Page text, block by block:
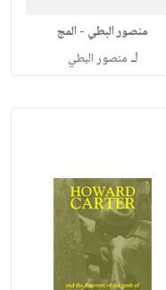
منصور البطي - المج
لـ منصور البطي